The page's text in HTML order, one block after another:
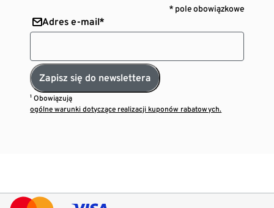
* pole obowiązkowe
Adres e-mail*
Zapisz się do newslettera
¹ Obowiązują
ogólne warunki dotyczące realizacji kuponów rabatowych.